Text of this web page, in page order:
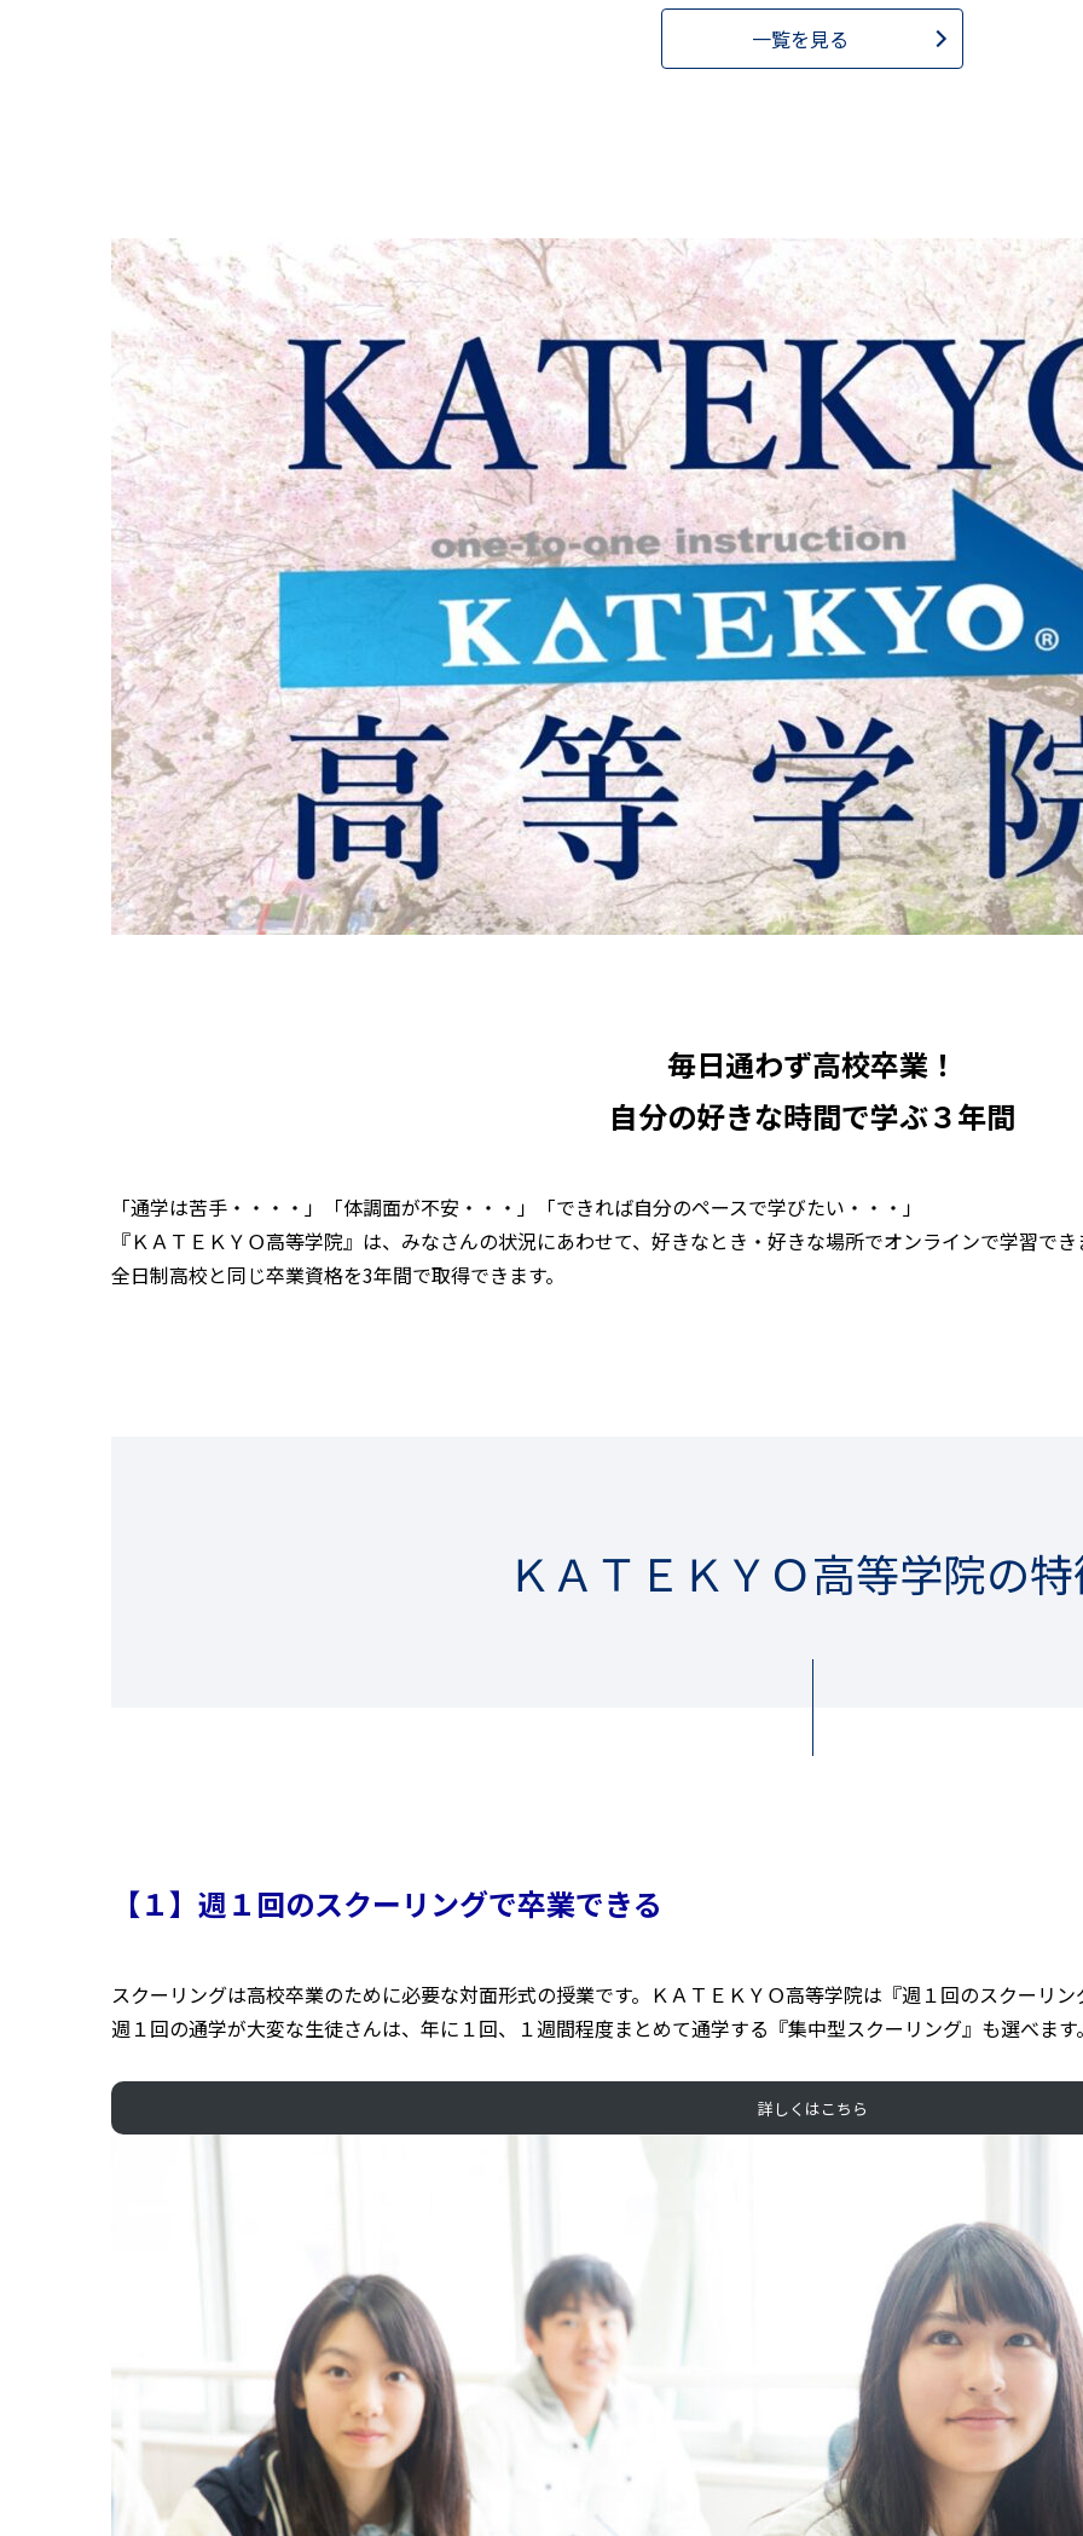
一覧を見る
毎日通わず高校卒業！
自分の好きな時間で学ぶ３年間
「通学は苦手・・・・」「体調面が不安・・・」「できれば自分のペースで学びたい・・・」
『ＫＡＴＥＫＹＯ高等学院』は、みなさんの状況にあわせて、好きなとき・好きな場所でオンラインで学習で
全日制高校と同じ卒業資格を3年間で取得できます。
ＫＡＴＥＫＹＯ高等学院の
【１】週１回のスクーリングで卒業できる
スクーリングは高校卒業のために必要な対面形式の授業です。ＫＡＴＥＫＹＯ高等学院は『週１回のスクーリ
週１回の通学が大変な生徒さんは、年に１回、１週間程度まとめて通学する『集中型スクーリング』も選べます
詳しくはこちら